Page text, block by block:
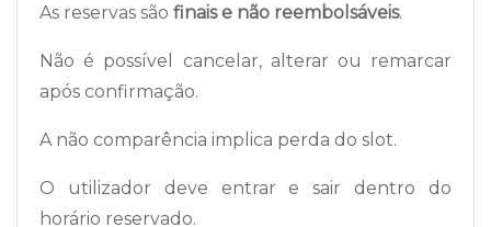
As reservas são finais e não reembolsáveis.
Não é possível cancelar, alterar ou remarcar
após confirmação.
A não comparência implica perda do slot.
O utilizador deve entrar e sair dentro do
horário reservado.